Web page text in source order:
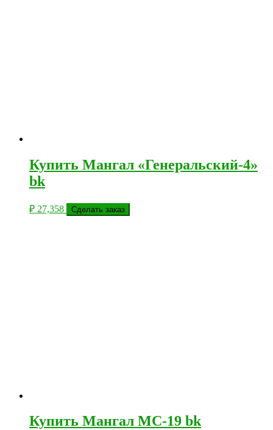
Купить Мангал «Генеральский-4»
bk
₽ 27,358 Сделать заказ
Купить Мангал МС-19 bk